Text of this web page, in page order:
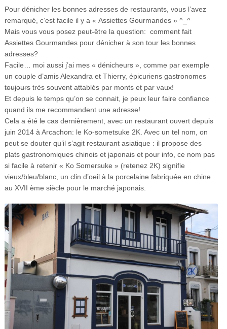
Pour dénicher les bonnes adresses de restaurants, vous l’avez
remarqué, c’est facile il y a « Assiettes Gourmandes » ^_^
Mais vous vous posez peut-être la question: comment fait
Assiettes Gourmandes pour dénicher à son tour les bonnes
adresses?
Facile… moi aussi j’ai mes « dénicheurs », comme par exemple
un couple d’amis Alexandra et Thierry, épicuriens gastronomes
toujourstrès souvent attablés par monts et par vaux!
Et depuis le temps qu’on se connait, je peux leur faire confiance
quand ils me recommandent une adresse!
Cela a été le cas dernièrement, avec un restaurant ouvert depuis
juin 2014 à Arcachon: le Ko-sometsuke 2K. Avec un tel nom, on
peut se douter qu’il s’agit restaurant asiatique : il propose des
plats gastronomiques chinois et japonais et pour info, ce nom pas
si facile à retenir « Ko Somersuke » (retenez 2K) signifie
vieux/bleu/blanc, un clin d’oeil à la porcelaine fabriquée en chine
au XVII ème siècle pour le marché japonais.